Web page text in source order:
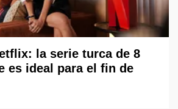
la serie turca de 8
es ideal para el fin de